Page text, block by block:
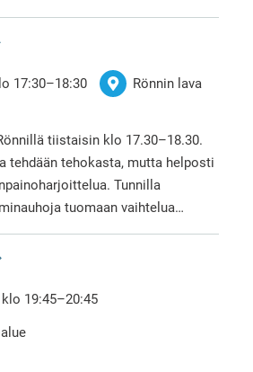
17:30–18:30 Rönnin lava
tiistaisin klo 17.30–18.30.
tehdään tehokasta, mutta helposti
Tunnilla
tuomaan vaihtelua…
klo 19:45–20:45